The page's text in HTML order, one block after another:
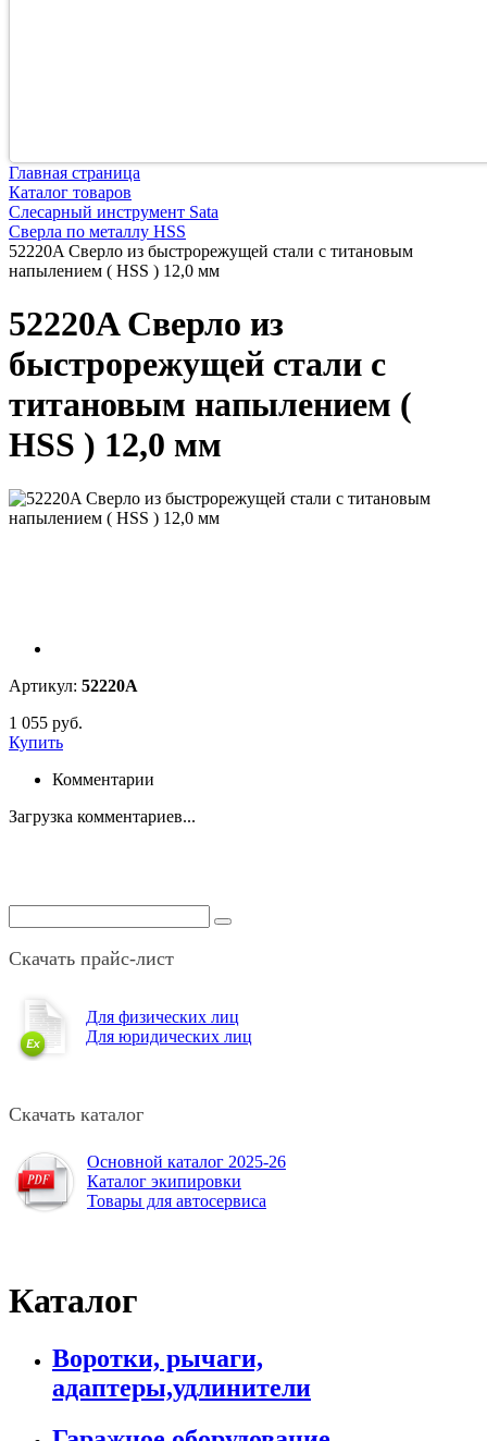
Главная страница
Каталог товаров
Слесарный инструмент Sata
Сверла по металлу HSS
52220A Сверло из быстрорежущей стали с титановым
напылением ( HSS ) 12,0 мм
52220A Сверло из
быстрорежущей стали с
титановым напылением (
HSS ) 12,0 мм
Артикул: 52220A
1 055 руб.
Купить
Комментарии
Загрузка комментариев...
Скачать прайс-лист
Для физических лиц
Для юридических лиц
Скачать каталог
Основной каталог 2025-26
Каталог экипировки
Товары для автосервиса
Каталог
Воротки, рычаги,
адаптеры,удлинители